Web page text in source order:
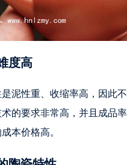
度高
泥性重、收缩率高，因此
的要求非常高，并且成品
本价格高。